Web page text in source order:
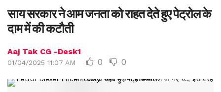
साय सरकार ने आम जनता को राहत देते हुए पेट्रोल के
दाम में की कटौती
Aaj Tak CG -Desk1
01/04/2025 11:07 AM 0 0